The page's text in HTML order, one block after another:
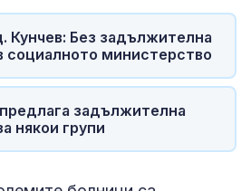
Кунчев: Без задължителна
социалното министерство
задължителна
някои групи